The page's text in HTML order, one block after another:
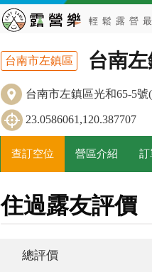
台南市左鎮區 台南
台南市左鎮區光和65-5
23.0586061,120.387707
查訂空位 營區介紹 訂
住過露友評價
總評價